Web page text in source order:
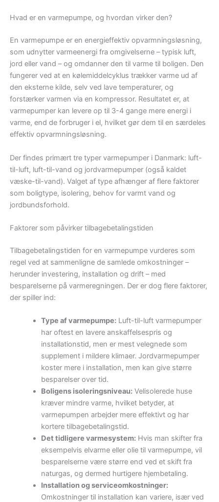
Hvad er en varmepumpe, og hvordan virker den?
En varmepumpe er en energieffektiv opvarmningsløsning,
som udnytter varmeenergi fra omgivelserne – typisk luft,
jord eller vand – og omdanner den til varme til boligen. Den
fungerer ved at en kølemiddelcyklus trækker varme ud af
den eksterne kilde, selv ved lave temperaturer, og
forstærker varmen via en kompressor. Resultatet er, at
varmepumper kan levere op til 3-4 gange mere energi i
varme, end de forbruger i el, hvilket gør dem til en særdeles
effektiv opvarmningsløsning.
Der findes primært tre typer varmepumper i Danmark: luft-
til-luft, luft-til-vand og jordvarmepumper (også kaldet
væske-til-vand). Valget af type afhænger af flere faktorer
som boligtype, isolering, behov for varmt vand og
jordbundsforhold.
Faktorer som påvirker tilbagebetalingstiden
Tilbagebetalingstiden for en varmepumpe vurderes som
regel ved at sammenligne de samlede omkostninger –
herunder investering, installation og drift – med
besparelserne på varmeregningen. Der er dog flere faktorer,
der spiller ind:
Type af varmepumpe:Luft-til-luft varmepumper
har oftest en lavere anskaffelsespris og
installationstid, men er mest velegnede som
supplement i mildere klimaer. Jordvarmepumper
koster mere i installation, men kan give større
besparelser over tid.
Boligens isoleringsniveau:Velisolerede huse
kræver mindre varme, hvilket betyder, at
varmepumpen arbejder mere effektivt og har
kortere tilbagebetalingstid.
Det tidligere varmesystem:Hvis man skifter fra
eksempelvis elvarme eller olie til varmepumpe, vil
besparelserne være større end ved et skift fra
naturgas, og dermed hurtigere hjembetaling.
Installation og serviceomkostninger:
Omkostninger til installation kan variere, især ved